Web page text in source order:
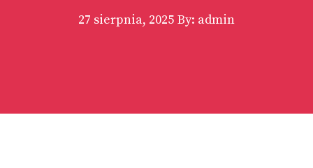
27 sierpnia, 2025 By: admin